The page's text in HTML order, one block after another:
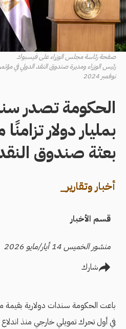
صفحة رئاسة مجلس الوزراء على فيسبوك
نوفمبر 2024
الحكومة تصدر
بمليار دولار
بعثة صندوق
أخبار وتقارير_
قسم الأخبار
منشور الخميس 14 أيار/مايو 2026
شارك
باعت الحكومة سندات دولارية بقيمة
في أول تحرك تمويلي خارجي منذ اندلاع